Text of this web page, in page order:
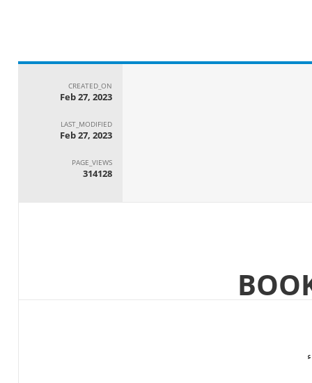
CREATED_ON
Feb 27, 2023
LAST_MODIFIED
Feb 27, 2023
PAGE_VIEWS
314128